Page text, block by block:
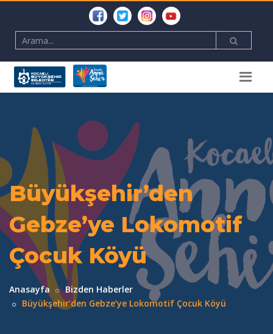
Büyükşehir’den
Gebze’ye Lokomotif
Çocuk Köyü
Anasayfa
Bizden Haberler
Büyükşehir’den Gebze’ye Lokomotif Çocuk Köyü